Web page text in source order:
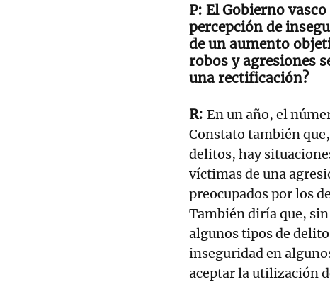
El Gobierno
percepción de
de un aumento
robos y agresiones
una rectificación?
En un año, el
Constato también
delitos, hay
víctimas de una
preocupados por los
También diría que,
algunos tipos de
inseguridad en
aceptar la utilización